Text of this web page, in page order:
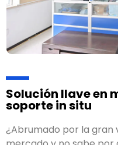
Solución llave en
soporte in situ